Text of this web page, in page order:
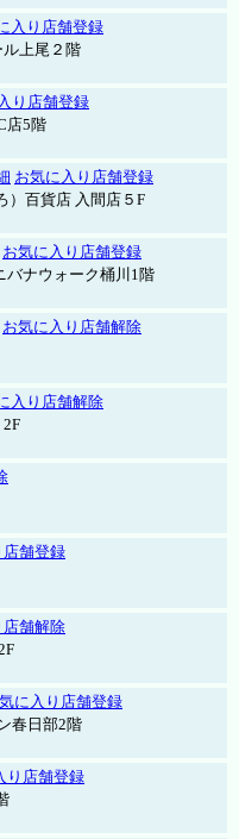
入り店舗登録
上尾２階
り店舗登録
店5階
お気に入り店舗登録
百貨店 入間店５F
お気に入り店舗登録
ナウォーク桶川1階
お気に入り店舗解除
入り店舗解除
店舗登録
店舗解除
に入り店舗登録
春日部2階
り店舗登録